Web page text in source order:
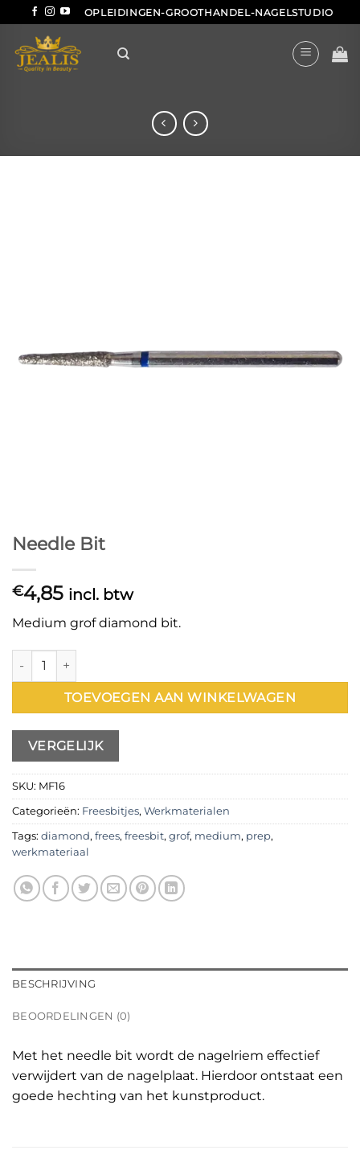
naar
inhoud
OPLEIDINGEN-GROOTHANDEL-NAGELSTUDIO
Needle Bit
€4,85 incl. btw
Medium grof diamond bit.
Needle Bit aantal
TOEVOEGEN AAN WINKELWAGEN
VERGELIJK
SKU: MF16
Categorieën: Freesbitjes, Werkmaterialen
Tags: diamond, frees, freesbit, grof, medium, prep,
werkmateriaal
BESCHRIJVING
BEOORDELINGEN (0)
Met het needle bit wordt de nagelriem effectief
verwijdert van de nagelplaat. Hierdoor ontstaat een
goede hechting van het kunstproduct.